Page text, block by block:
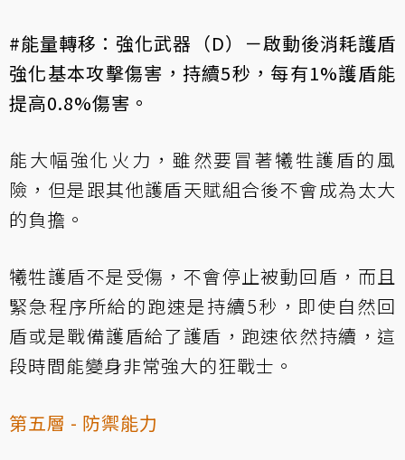
#能量轉移：強化武器（D）－啟動後消耗護盾
強化基本攻擊傷害，持續5秒，每有1%護盾能
提高0.8%傷害。
能大幅強化火力，雖然要冒著犧牲護盾的風
險，但是跟其他護盾天賦組合後不會成為太大
的負擔。
犧牲護盾不是受傷，不會停止被動回盾，而且
緊急程序所給的跑速是持續5秒，即使自然回
盾或是戰備護盾給了護盾，跑速依然持續，這
段時間能變身非常強大的狂戰士。
第五層 - 防禦能力